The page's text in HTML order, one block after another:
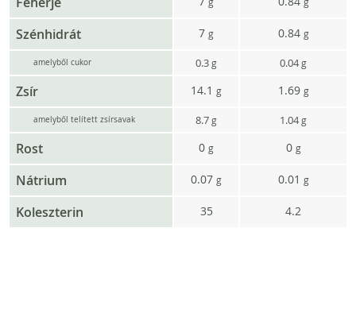
Szénhidrát 7 g 0.84 g
amelyből cukor 0.3g 0.04g
Zsír 14.1 g 1.69 g
amelyből telített zsírsavak 8.7g 1.04g
Rost 0 g 0 g
Nátrium 0.07 g 0.01 g
Koleszterin 35 4.2